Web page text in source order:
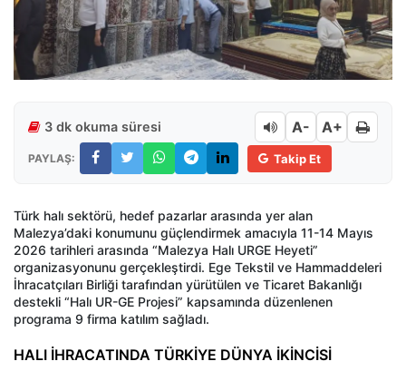
3 dk okuma süresi A- A+
PAYLAŞ: Takip Et
Türk halı sektörü, hedef pazarlar arasında yer alan
Malezya’daki konumunu güçlendirmek amacıyla 11-14 Mayıs
2026 tarihleri arasında “Malezya Halı URGE Heyeti”
organizasyonunu gerçekleştirdi. Ege Tekstil ve Hammaddeleri
İhracatçıları Birliği tarafından yürütülen ve Ticaret Bakanlığı
destekli “Halı UR-GE Projesi” kapsamında düzenlenen
programa 9 firma katılım sağladı.
HALI İHRACATINDA TÜRKİYE DÜNYA İKİNCİSİ